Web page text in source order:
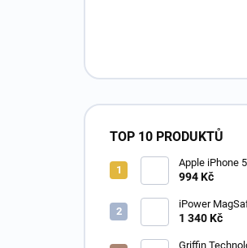
TOP 10 PRODUKTŮ
Apple iPhone 5S /
PREMIUM
994 Kč
iPower
napájecí
A1172
1 340 Kč
Griffin